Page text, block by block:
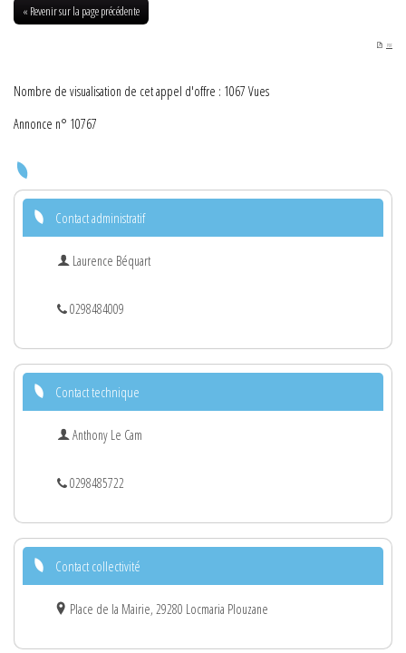
« Revenir sur la page précédente
PDF
Nombre de visualisation de cet appel d'offre : 1067 Vues
Annonce n° 10767
Contact administratif
Laurence Béquart
0298484009
Contact technique
Anthony Le Cam
0298485722
Contact collectivité
Place de la Mairie, 29280 Locmaria Plouzane